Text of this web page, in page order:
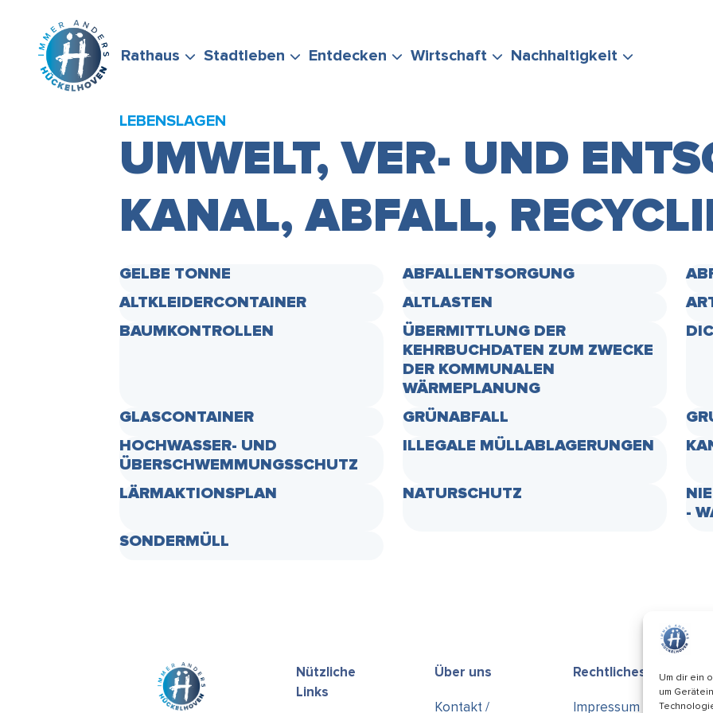
Um dir ein
um
Rathaus
BÜRGERSERVICE
POLITIK &
VERWALTUNG
Stadtleben
FREIZEIT &
EVENTS
Entdecken
STADTPORTRÄT STADTMARKETING
Wirtschaft
WIRTSCHAFTSFÖRDERUNG
Nachhaltigkeit
FÖRDERMÖGLICHKEITEN
KLIMASCHUTZ
LEBENSLAGEN
UMWELT, VER- UND
KANAL, ABFALL,
GELBE TONNE ABFALLENTSORGUNG
ALTKLEIDERCONTAINER
ALTLASTEN
BAUMKONTROLLEN
ÜBERMITTLUNG DER
KEHRBUCHDATEN ZUM ZWECKE
DER KOMMUNALEN
WÄRMEPLANUNG
GLASCONTAINER GRÜNABFALL
HOCHWASSER- UND
ÜBERSCHWEMMUNGSSCHUTZ
ILLEGALE MÜLLABLAGERUNGEN
LÄRMAKTIONSPLAN NATURSCHUTZ
-
SONDERMÜLL
Nützliche
Links
Über uns
Kontakt /
Rechtliches
Impressum